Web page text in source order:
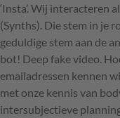
‘Insta’. Wij interacteren
(Synths). Die stem in je
geduldige stem aan de
bot! Deep fake video.
emailadressen kennen
met onze kennis van
intersubjectieve